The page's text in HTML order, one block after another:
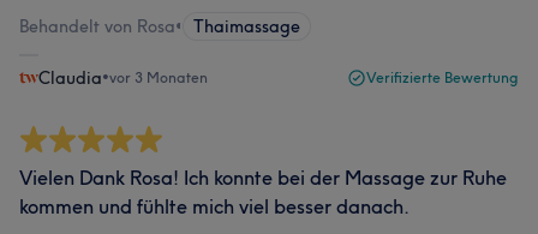
Behandelt von Rosa• Thaimassage
Claudia•vor 3 Monaten Verifizierte Bewertung
Vielen Dank Rosa! Ich konnte bei der Massage zur Ruhe
kommen und fühlte mich viel besser danach.